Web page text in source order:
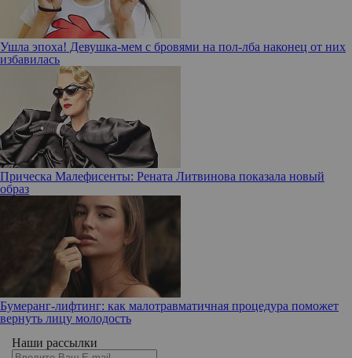
Ушла эпоха! Девушка-мем с бровями на пол-лба наконец от них
избавилась
Прическа Малефисенты: Рената Литвинова показала новый
образ
Бумеранг-лифтинг: как малотравматичная процедура поможет
вернуть лицу молодость
Наши рассылки